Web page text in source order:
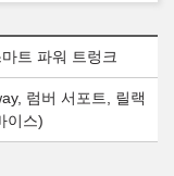
트 파워 트렁크
럼버 서포트, 릴랙
이스)